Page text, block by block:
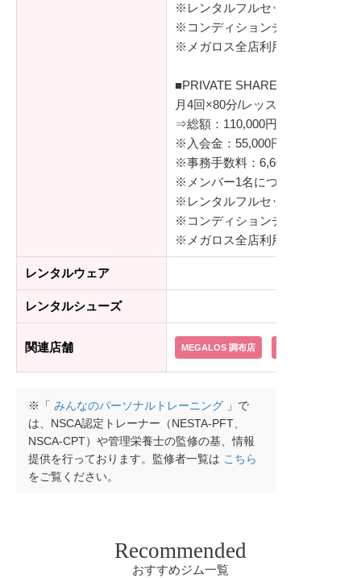
※レンタルフルセット（シューズ
※コンディションチェック（体組
※メガロス全店利用可
■PRIVATE SHARE
月4回×80分/レッスン
⇒総額：110,000円（税込）
※入会金：55,000円（税込）
※事務手数料：6,600円（税込）
※メンバー1名につき、同伴ゲス
※レンタルフルセット（シューズ
※コンディションチェック（体組
※メガロス全店利用可（登録者ご
レンタルウェア
レンタルシューズ
関連店舗 MEGALOS 調布店
※「 みんなのパーソナルトレーニング 」で
は、NSCA認定トレーナー（NESTA-PFT、
NSCA-CPT）や管理栄養士の監修の基、情報
提供を行っております。監修者一覧は こちら
をご覧ください。
Recommended
おすすめジム一覧